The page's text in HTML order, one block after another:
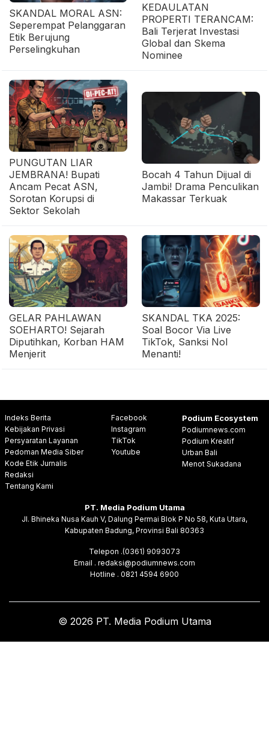
SKANDAL MORAL ASN:
Seperempat Pelanggaran
Etik Berujung
Perselingkuhan
KEDAULATAN
PROPERTI TERANCAM:
Bali Terjerat Investasi
Global dan Skema
Nominee
PUNGUTAN LIAR
JEMBRANA! Bupati
Ancam Pecat ASN,
Sorotan Korupsi di
Sektor Sekolah
Bocah 4 Tahun Dijual di
Jambi! Drama Penculikan
Makassar Terkuak
GELAR PAHLAWAN
SOEHARTO! Sejarah
Diputihkan, Korban HAM
Menjerit
SKANDAL TKA 2025:
Soal Bocor Via Live
TikTok, Sanksi Nol
Menanti!
Indeks Berita
Kebijakan Privasi
Persyaratan Layanan
Pedoman Media Siber
Kode Etik Jurnalis
Redaksi
Tentang Kami
Facebook
Instagram
TikTok
Youtube
Podium Ecosystem
Podiumnews.com
Podium Kreatif
Urban Bali
Menot Sukadana
PT. Media Podium Utama
Jl. Bhineka Nusa Kauh V, Dalung Permai Blok P No 58, Kuta Utara,
Kabupaten Badung, Provinsi Bali 80363
Telepon .(0361) 9093073
Email . redaksi@podiumnews.com
Hotline . 0821 4594 6900
© 2026 PT. Media Podium Utama